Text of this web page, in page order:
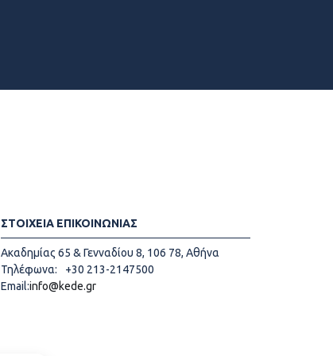
ΣΤΟΙΧΕΙΑ ΕΠΙΚΟΙΝΩΝΙΑΣ
Ακαδημίας 65 & Γενναδίου 8, 106 78, Αθήνα
Τηλέφωνα:
+30 213-2147500
Email:info@kede.gr